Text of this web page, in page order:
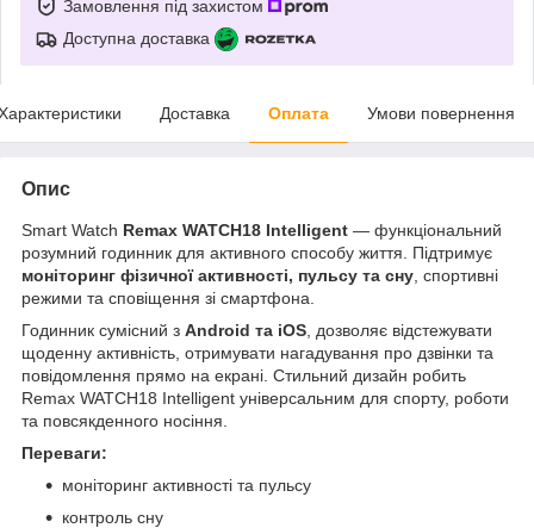
Замовлення під захистом
Доступна доставка
Доставка Оплата Умови повернення
Опис
Smart Watch Remax WATCH18 Intelligent — функціональний
розумний годинник для активного способу життя. Підтримує
моніторинг фізичної активності, пульсу та сну , спортивні
режими та сповіщення зі смартфона.
Годинник сумісний з Android та iOS , дозволяє відстежувати
щоденну активність, отримувати нагадування про дзвінки та
повідомлення прямо на екрані. Стильний дизайн робить
Remax WATCH18 Intelligent універсальним для спорту, роботи
та повсякденного носіння.
Переваги:
моніторинг активності та пульсу
контроль сну